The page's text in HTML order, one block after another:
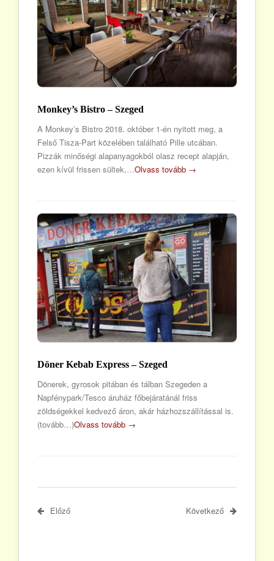
Monkey’s Bistro – Szeged
A Monkey’s Bistro 2018. október 1-én nyitott meg, a
Felső Tisza-Part közelében található Pille utcában.
Pizzák minőségi alapanyagokból olasz recept alapján,
ezen kívül frissen sültek,…Olvass tovább →
Döner Kebab Express – Szeged
Dönerek, gyrosok pitában és tálban Szegeden a
Napfénypark/Tesco áruház főbejáratánál friss
zöldségekkel kedvező áron, akár házhozszállítással is.
(tovább…)Olvass tovább →
Előző Következő